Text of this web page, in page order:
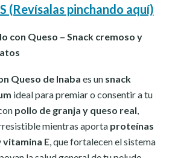
(Revísalas pinchando aquí)
con Queso – Snack cremoso y
Queso de Inaba es un snack
ideal para premiar o consentir a tu
pollo de granja y queso real,
mientras aporta proteínas
vitamina E, que fortalecen el sistema